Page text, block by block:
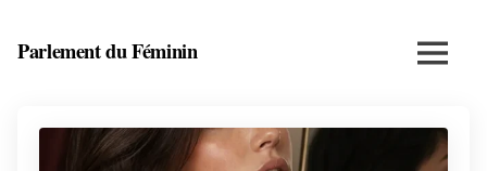
Parlement du Féminin
bien-
Menu